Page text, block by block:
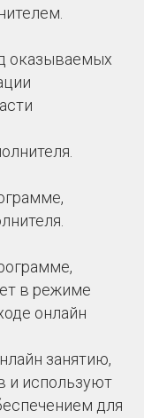
оказываемых
в режиме
онлайн
занятию,
и используют
для